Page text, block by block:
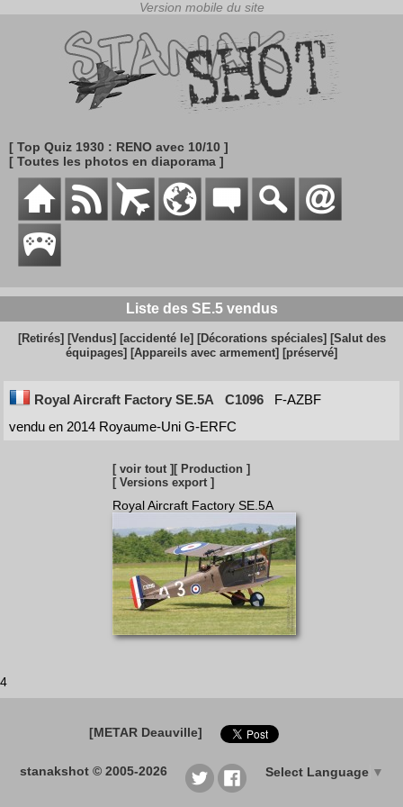
[ Top Quiz 1930 : RENO avec 10/10 ]
[ Toutes les photos en diaporama ]
Liste des SE.5 vendus
[Retirés] [Vendus] [accidenté le] [Décorations spéciales] [Salut des
équipages] [Appareils avec armement] [préservé]
Royal Aircraft Factory SE.5A C1096
F-AZBF
vendu en 2014 Royaume-Uni G-ERFC
[ voir tout ] [ Production ]
[ Versions export ]
Royal Aircraft Factory SE.5A
4
[METAR Deauville]
stanakshot © 2005-2026 Select Language ▼